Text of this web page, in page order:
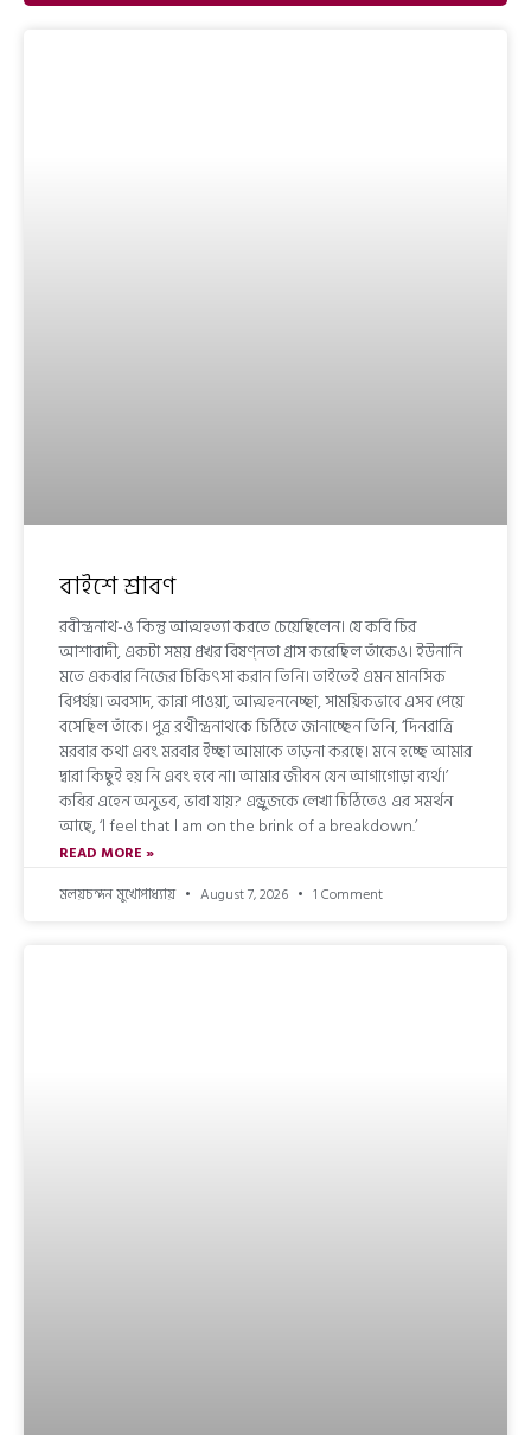
বাইশে শ্রাবণ
রবীন্দ্রনাথ-ও কিন্তু আত্মহত্যা করতে চেয়েছিলেন। যে কবি চির
আশাবাদী, একটা সময় প্রখর বিষণ্নতা গ্রাস করেছিল তাঁকেও। ইউনানি
মতে একবার নিজের চিকিৎসা করান তিনি। তাইতেই এমন মানসিক
বিপর্যয়। অবসাদ, কান্না পাওয়া, আত্মহননেচ্ছা, সাময়িকভাবে এসব পেয়ে
বসেছিল তাঁকে। পুত্র রথীন্দ্রনাথকে চিঠিতে জানাচ্ছেন তিনি, ‘দিনরাত্রি
মরবার কথা এবং মরবার ইচ্ছা আমাকে তাড়না করছে। মনে হচ্ছে আমার
দ্বারা কিছুই হয় নি এবং হবে না। আমার জীবন যেন আগাগোড়া ব্যর্থ।’
কবির এহেন অনুভব, ভাবা যায়? এন্ড্রুজকে লেখা চিঠিতেও এর সমর্থন
আছে, ‘l feel that l am on the brink of a breakdown.’
READ MORE »
মলয়চন্দন মুখোপাধ্যায়
August 7, 2026 1 Comment